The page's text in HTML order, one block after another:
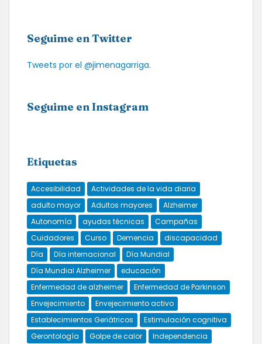
Seguime en Twitter
Tweets por el @jimenagarriga.
Seguime en Instagram
Etiquetas
Accesibilidad
Actividades de la vida diaria
adulto mayor
Adultos mayores
Alzheimer
Autonomía
ayudas técnicas
Campañas
Cuidadores
Curso Demencia
discapacidad
Día
Día internacional
Día Mundial
Día Mundial Alzheimer
educación
Enfermedad de alzheimer
Enfermedad de Parkinson
Envejecimiento
Envejecimiento activo
Establecimientos Geriátricos
Estimulación cognitiva
Gerontología
Golpe de calor
Independencia